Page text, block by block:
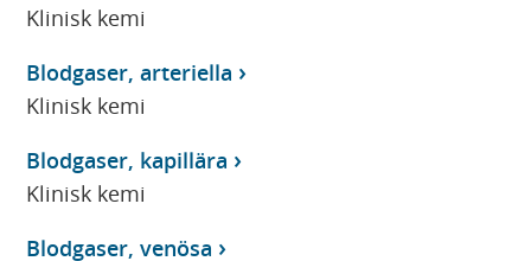
Klinisk kemi
Blodgaser, arteriella
Klinisk kemi
Blodgaser, kapillära
Klinisk kemi
Blodgaser, venösa